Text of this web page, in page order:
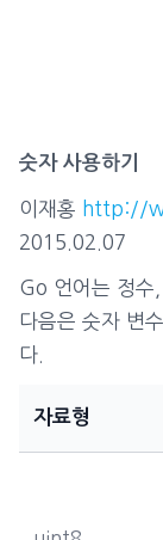
숫자 사용하기
이재홍 http://
2015.02.07
Go 언어는 정수
다음은 숫자 변
다.
자료형